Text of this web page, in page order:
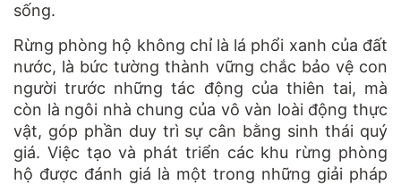
sống.
Rừng phòng hộ không chỉ là lá phổi xanh của đất
nước, là bức tường thành vững chắc bảo vệ con
người trước những tác động của thiên tai, mà
còn là ngôi nhà chung của vô vàn loài động thực
vật, góp phần duy trì sự cân bằng sinh thái quý
giá. Việc tạo và phát triển các khu rừng phòng
hộ được đánh giá là một trong những giải pháp